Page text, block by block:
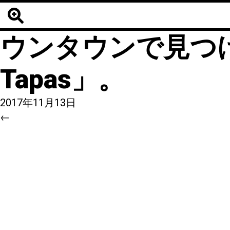
7|
ウンタウンで見つ
Tapas」。
2017年11月13日
←